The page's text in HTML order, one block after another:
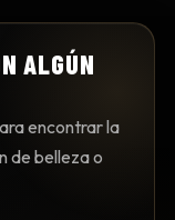
ALGÚN
encontrar la
de belleza o